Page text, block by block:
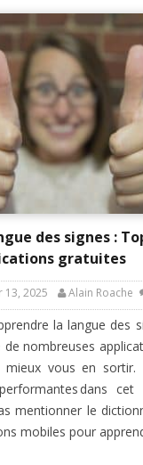
des signes :
gratuites
13, 2025 Alain Roache
la langue des
de nombreuses
vous en sortir.
dans
mentionner le
mobiles pour